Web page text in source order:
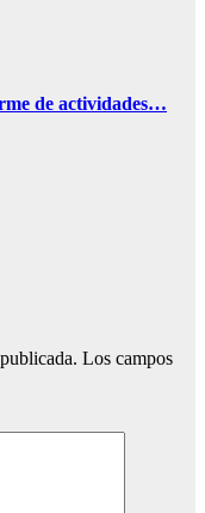
de actividades…
Los campos